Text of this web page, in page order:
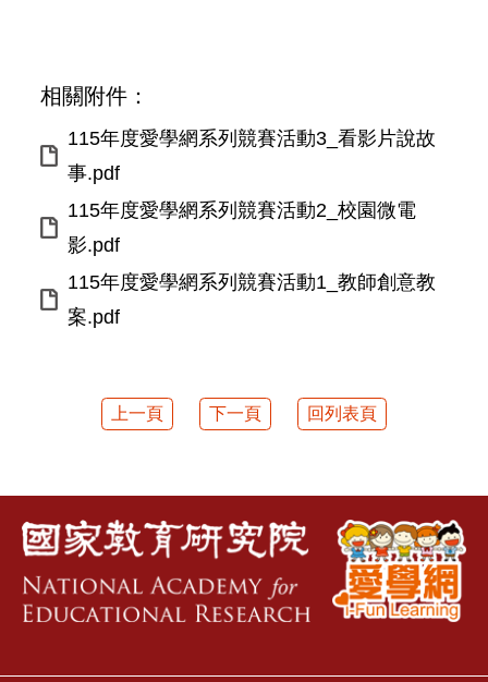
相關附件：
115年度愛學網系列競賽活動3_看影片說故
事.pdf
115年度愛學網系列競賽活動2_校園微電
影.pdf
115年度愛學網系列競賽活動1_教師創意教
案.pdf
上一頁 下一頁 回列表頁